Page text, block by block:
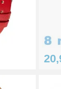
professionnel
28,90 €
Pointeau de Pose Tête
Interchangeable